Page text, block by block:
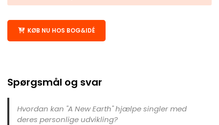
KØB NU HOS BOG&IDÉ
Spørgsmål og svar
Hvordan kan "A New Earth" hjælpe singler med
deres personlige udvikling?